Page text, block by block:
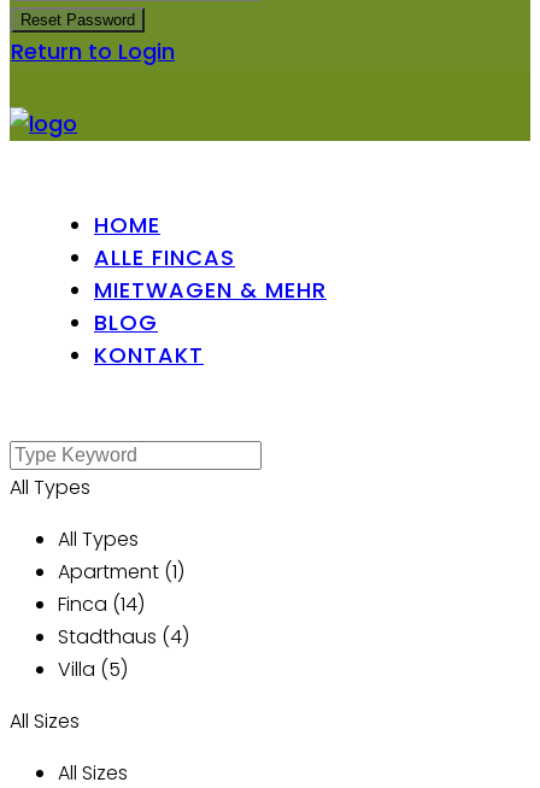
Reset Password
Return to Login
HOME
ALLE FINCAS
MIETWAGEN & MEHR
BLOG
KONTAKT
All Types
All Types
Apartment (1)
Finca (14)
Stadthaus (4)
Villa (5)
All Sizes
All Sizes